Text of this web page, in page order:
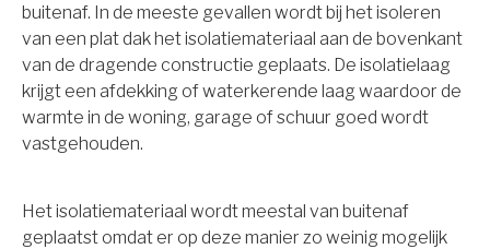
buitenaf. In de meeste gevallen wordt bij het isoleren
van een plat dak het isolatiemateriaal aan de bovenkant
van de dragende constructie geplaats. De isolatielaag
krijgt een afdekking of waterkerende laag waardoor de
warmte in de woning, garage of schuur goed wordt
vastgehouden.
Het isolatiemateriaal wordt meestal van buitenaf
geplaatst omdat er op deze manier zo weinig mogelijk